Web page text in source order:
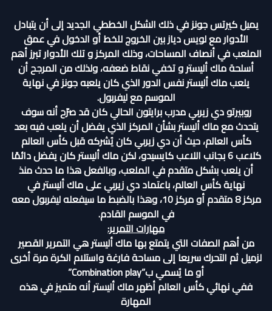
يميل كيرتس جونز في ذلك الشكل الخططي الجديد إلى أن يتبادل
الأدوار مع لويس دياز بين الخروج للخط أو الدخول في عمق
الملعب في أنصاف المساحات، وذلك المركز و تلك الأدوار تبرز أهم
أسلحة ماك أليستر و تخفي نقاط ضعفه، ولذلك من المرجح أن
يلعب ماك أليستر نفس الدور الذي كان يلعبه جونز في نهاية
الموسم مع ليفربول.
روبيرتو دي زيربي مدرب برايتون الحالي كان قد صرّح أنه سوف
يتحدث مع ماك أليستر بشأن المركز الذي يفضل أن يلعب فيه بعد
كأس العالم، حيث أن دي زيربي كان يُشركه قبل كأس العالم
كلاعب 6 بجانب اللاعب كايسيدو، لكن ماك أليستر كان يفضل دائمًا
أن يلعب بشكل متقدم في الملعب، وبالفعل هذا ما حدث منذ
نهاية كأس العالم، باعتماد دي زيربي على ماك أليستر في
مركز 8 متقدم أو مركز 10، وهذا بالضبط ما سيفعله ليفربول معه
في الموسم القادم.
مهارات التمرير:
من أهم الصفات التي يتمتع بها ماك أليستر هي التمرير القصير
لزميل ثم التحرك سريعا إلى مساحة فارغة واستلام الكرة مرة أخرى
أو ما يُسمي ب”Combination play”
ففي نهائي كأس العالم أظهر ماك أليستر أنه متميز في هذه
المهارة